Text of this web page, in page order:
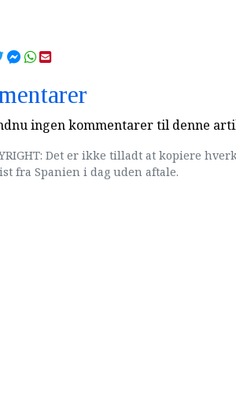
ingen kommentarer til denne
Det er ikke tilladt at kopiere
fra Spanien i dag uden aftale.